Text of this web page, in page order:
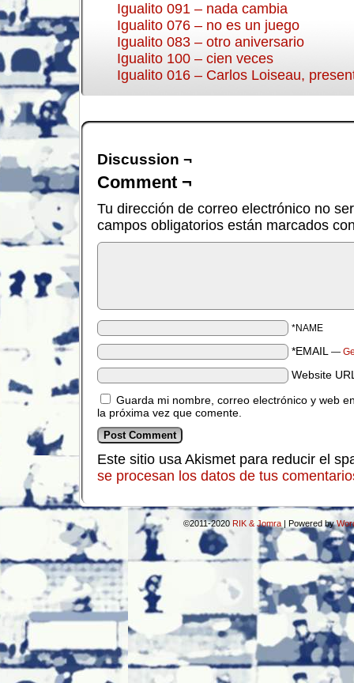
Igualito 091 – nada cambia
Igualito 076 – no es un juego
Igualito 083 – otro aniversario
Igualito 100 – cien veces
Igualito 016 – Carlos Loiseau,
Discussion ¬
Comment ¬
Tu dirección de correo electrónico no
campos obligatorios están marcados
*NAME
*EMAIL —
Website
Guarda mi nombre, correo electrónico y web
la próxima vez que comente.
Este sitio usa Akismet para reducir el
se procesan los datos de tus
©2011-2020 RIK & Jomra | Powered by